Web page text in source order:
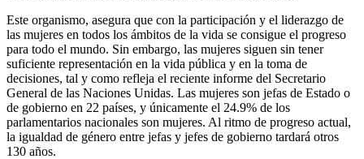
Este organismo, asegura que con la participación y el liderazgo de
las mujeres en todos los ámbitos de la vida se consigue el progreso
para todo el mundo. Sin embargo, las mujeres siguen sin tener
suficiente representación en la vida pública y en la toma de
decisiones, tal y como refleja el reciente informe del Secretario
General de las Naciones Unidas. Las mujeres son jefas de Estado o
de gobierno en 22 países, y únicamente el 24.9% de los
parlamentarios nacionales son mujeres. Al ritmo de progreso actual,
la igualdad de género entre jefas y jefes de gobierno tardará otros
130 años.